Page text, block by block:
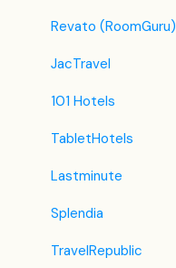
Revato (RoomGuru)
JacTravel
101 Hotels
TabletHotels
Lastminute
Splendia
TravelRepublic